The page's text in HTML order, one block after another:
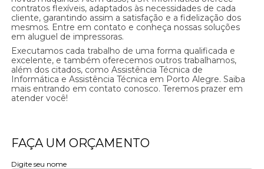
contratos flexíveis, adaptados às necessidades de cada
cliente, garantindo assim a satisfação e a fidelização dos
mesmos. Entre em contato e conheça nossas soluções
em aluguel de impressoras.
Executamos cada trabalho de uma forma qualificada e
excelente, e também oferecemos outros trabalhamos,
além dos citados, como Assistência Técnica de
Informática e Assistência Técnica em Porto Alegre. Saiba
mais entrando em contato conosco. Teremos prazer em
atender você!
FAÇA UM ORÇAMENTO
Digite seu nome